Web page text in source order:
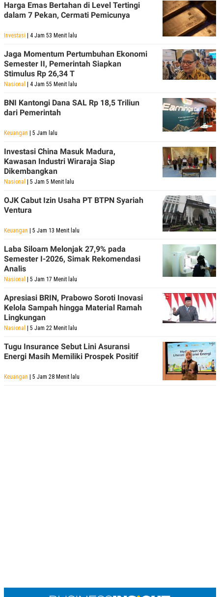
Harga Emas Bertahan di Level Tertingi
dalam 7 Pekan, Cermati Pemicunya
Investasi | 4 Jam 53 Menit lalu
Jaga Momentum Pertumbuhan Ekonomi
Semester II, Pemerintah Siapkan
Stimulus Rp 26,34 T
Nasional | 4 Jam 55 Menit lalu
BNI Kantongi Dana SAL Rp 18,5 Triliun
dari Pemerintah
Keuangan | 5 Jam lalu
Investasi China Masuk Madura,
Kawasan Industri Wiraraja Siap
Dikembangkan
Nasional | 5 Jam 5 Menit lalu
OJK Cabut Izin Usaha PT BTPN Syariah
Ventura
Keuangan | 5 Jam 13 Menit lalu
Laba Siloam Melonjak 27,9% pada
Semester I-2026, Simak Rekomendasi
Analis
Nasional | 5 Jam 17 Menit lalu
Apresiasi BRIN, Prabowo Soroti Inovasi
Kelola Sampah hingga Material Ramah
Lingkungan
Nasional | 5 Jam 22 Menit lalu
Tugu Insurance Sebut Lini Asuransi
Energi Masih Memiliki Prospek Positif
Keuangan | 5 Jam 28 Menit lalu